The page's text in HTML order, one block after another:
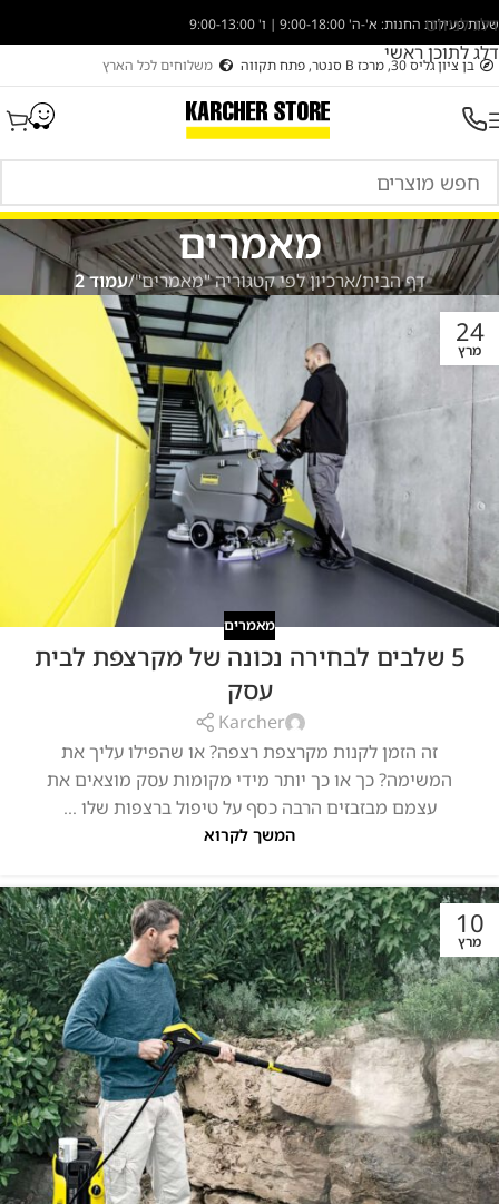
דלג לניווט
דלג לתוכן ראשי
שעות פעילות החנות: א'-ה' 9:00-18:00 | ו' 9:00-13:00
בן ציון גליס 30, מרכז B סנטר, פתח תקווה משלוחים לכל הארץ
מאמרים
דף הבית/ארכיון לפי קטגוריה "מאמרים"/עמוד 2
24
מרץ
מאמרים
5 שלבים לבחירה נכונה של מקרצפת לבית
עסק
Karcher
זה הזמן לקנות מקרצפת רצפה? או שהפילו עליך את
המשימה? כך או כך יותר מידי מקומות עסק מוצאים את
עצמם מבזבזים הרבה כסף על טיפול ברצפות שלו ...
המשך לקרוא
10
מרץ